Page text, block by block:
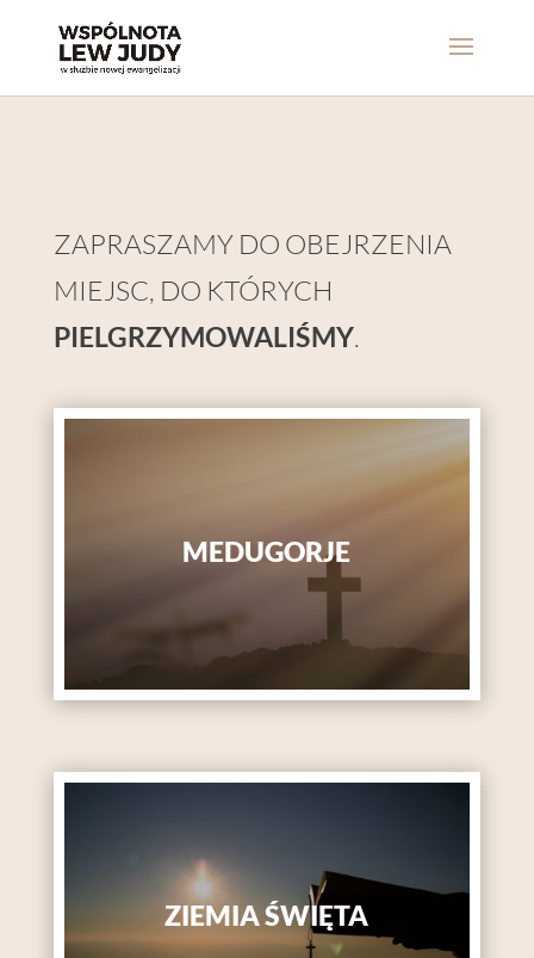
ZAPRASZAMY DO OBEJRZENIA
MIEJSC, DO KTÓRYCH
PIELGRZYMOWALIŚMY.
MEDUGORJE
ZIEMIA ŚWIĘTA